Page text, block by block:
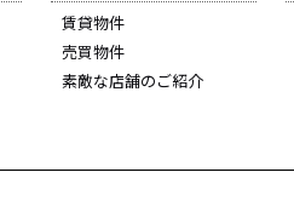
賃貸物件
売買物件
素敵な店舗のご紹介